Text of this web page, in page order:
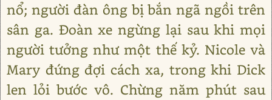
nổ; người đàn ông bị bắn ngã ngồi trên
sân ga. Đoàn xe ngừng lại sau khi mọi
người tưởng như một thế kỷ. Nicole và
Mary đứng đợi cách xa, trong khi Dick
len lỏi bước vô. Chừng năm phút sau